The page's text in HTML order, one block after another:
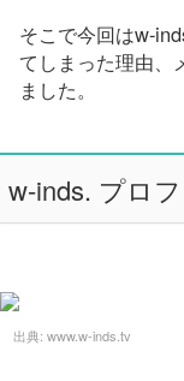
そこで今回はw-
てしまった理由、
ました。
w-inds. プロ
出典: www.w-inds.tv